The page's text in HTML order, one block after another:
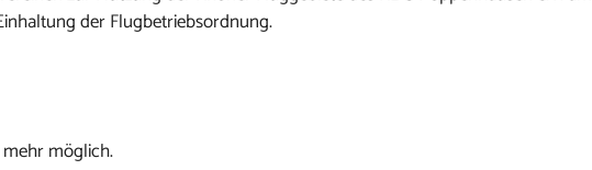
der Flugbetriebsordnung.
möglich.